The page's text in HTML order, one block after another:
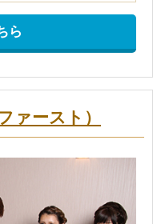
ら
ァースト）